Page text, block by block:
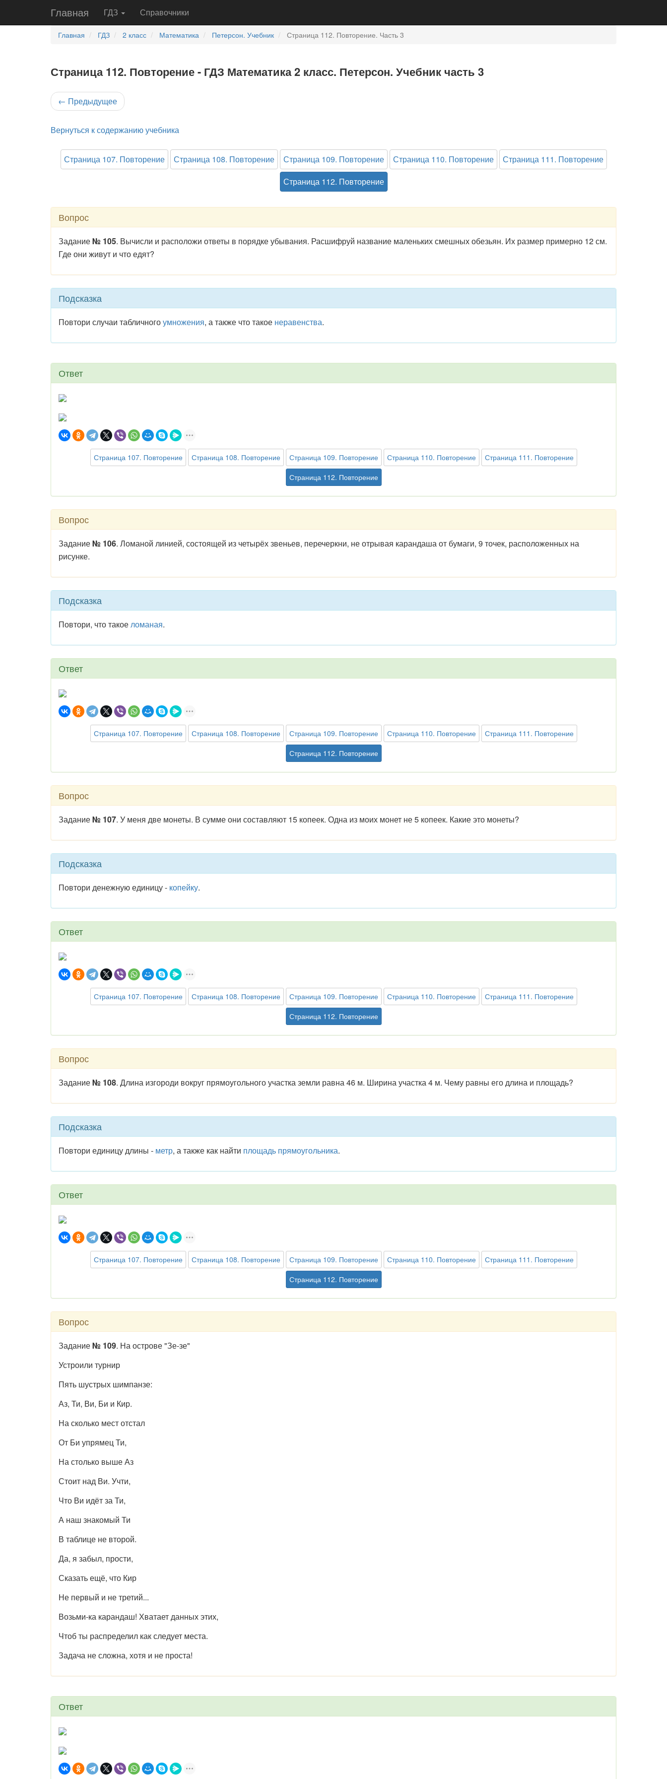
Главная ГДЗ Справочники
Главная ГДЗ 2 класс Математика Петерсон. Учебник Страница 112. Повторение. Часть 3
Страница 112. Повторение - ГДЗ Математика 2 класс. Петерсон. Учебник часть 3
← Предыдущее
Вернуться к содержанию учебника
Страница 107. Повторение Страница 108. Повторение Страница 109. Повторение Страница 110. Повторение
Страница 111. Повторение
Страница 112. Повторение
Вопрос
Задание№ 105. Вычисли и расположи ответы в порядке убывания. Расшифруй название маленьких смешных обезьян. Их размер примерно 12 см.
Где они живут и что едят?
Подсказка
Повтори случаи табличногоумножения, а также что такое неравенства.
Ответ
Страница 107. Повторение Страница 108. Повторение Страница 109. Повторение Страница 110. Повторение
Страница 111. Повторение
Страница 112. Повторение
Вопрос
Задание№ 106. Ломаной линией, состоящей из четырёх звеньев, перечеркни, не отрывая карандаша от бумаги, 9 точек, расположенных на
рисунке.
Подсказка
Повтори, что такоеломаная.
Ответ
Страница 107. Повторение Страница 108. Повторение Страница 109. Повторение Страница 110. Повторение
Страница 111. Повторение
Страница 112. Повторение
Вопрос
Задание№ 107. У меня две монеты. В сумме они составляют 15 копеек. Одна из моих монет не 5 копеек. Какие это монеты?
Подсказка
Повтори денежную единицу - копейку.
Ответ
Страница 107. Повторение Страница 108. Повторение Страница 109. Повторение Страница 110. Повторение
Страница 111. Повторение
Страница 112. Повторение
Вопрос
Задание№ 108. Длина изгороди вокруг прямоугольного участка земли равна 46 м. Ширина участка 4 м. Чему равны его длина и площадь?
Подсказка
Повтори единицу длины - метр, а также как найти площадь прямоугольника.
Ответ
Страница 107. Повторение Страница 108. Повторение Страница 109. Повторение Страница 110. Повторение
Страница 111. Повторение
Страница 112. Повторение
Вопрос
Задание№ 109. На острове "Зе-зе"
Устроили турнир
Пять шустрых шимпанзе:
Аз, Ти, Ви, Би и Кир.
На сколько мест отстал
От Би упрямец Ти,
На столько выше Аз
Стоит над Ви. Учти,
Что Ви идёт за Ти,
А наш знакомый Ти
В таблице не второй.
Да, я забыл, прости,
Сказать ещё, что Кир
Не первый и не третий...
Возьми-ка карандаш! Хватает данных этих,
Чтоб ты распределил как следует места.
Задача не сложна, хотя и не проста!
Ответ